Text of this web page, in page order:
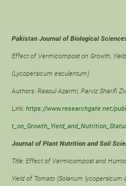
Pakistan Journal of Biological
Effect of Vermicompost on Growth,
(Lycopersicum esculentum)
Authors: Rasoul Azarmi, Parviz Sharifi
Link: https://www.researchgate.net/
Journal of Plant Nutrition and Soil
Title: Effect of Vermicompost and
Yield of Tomato (Solanum